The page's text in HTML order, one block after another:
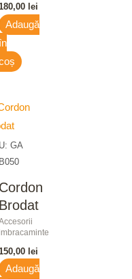
180,00 lei
Adaugă
GA
Cordon
Brodat
150,00 lei
Adaugă